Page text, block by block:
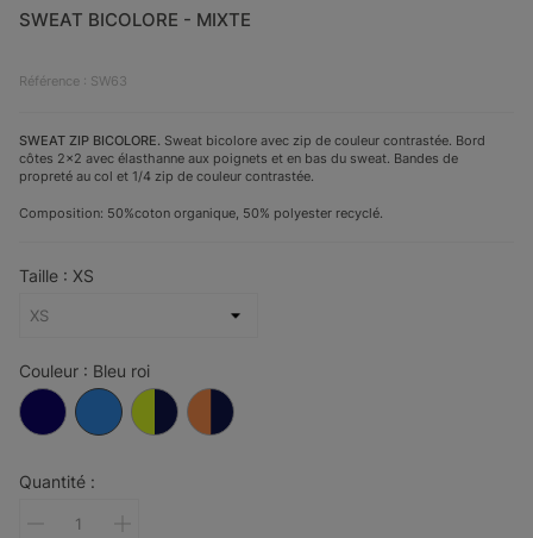
SWEAT BICOLORE - MIXTE
Référence : SW63
SWEAT ZIP BICOLORE. Sweat bicolore avec zip de couleur contrastée. Bord
côtes 2x2 avec élasthanne aux poignets et en bas du sweat. Bandes de
propreté au col et 1/4 zip de couleur contrastée.
Composition: 50%coton organique, 50% polyester recyclé.
Taille : XS
Couleur : Bleu roi
Bleu
marine
Bleu
roi
Marine/Jaune
Quantité :